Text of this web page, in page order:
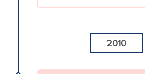
2010